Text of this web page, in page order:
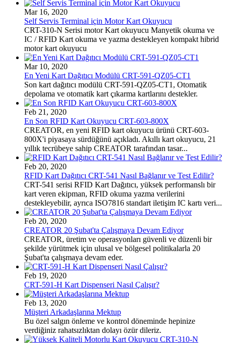
Mar 16, 2020
Self Servis Terminal için Motor Kart Okuyucu
CRT-310-N Serisi motor Kart okuyucu Manyetik okuma ve
IC / RFID Kart okuma ve yazma destekleyen kompakt hibrid
motor kart okuyucu
Mar 10, 2020
En Yeni Kart Dağıtıcı Modülü CRT-591-QZ05-CT1
Son kart dağıtıcı modülü CRT-591-QZ05-CT1, Otomatik
depolama ve otomatik kart çıkarma kartlarını destekler.
Feb 21, 2020
En Son RFID Kart Okuyucu CRT-603-800X
CREATOR, en yeni RFID kart okuyucu ürünü CRT-603-
800X'i piyasaya sürdüğünü açıkladı. Akıllı kart okuyucu, 21
yıllık tecrübeye sahip CREATOR tarafından tasar...
Feb 20, 2020
RFID Kart Dağıtıcı CRT-541 Nasıl Bağlanır ve Test Edilir?
CRT-541 serisi RFID Kart Dağıtıcı, yüksek performanslı bir
kart veren ekipman, RFID okuma yazma verilerini
destekleyebilir, ayrıca ISO7816 standart iletişim IC kartı veri...
Feb 20, 2020
CREATOR 20 Şubat'ta Çalışmaya Devam Ediyor
CREATOR, üretim ve operasyonları güvenli ve düzenli bir
şekilde yürütmek için ulusal ve bölgesel politikalarla 20
Şubat'ta çalışmaya devam eder.
Feb 19, 2020
CRT-591-H Kart Dispenseri Nasıl Çalışır?
Feb 13, 2020
Müşteri Arkadaşlarına Mektup
Bu özel salgın önleme ve kontrol döneminde hepinize
verdiğiniz rahatsızlıktan dolayı özür dileriz.